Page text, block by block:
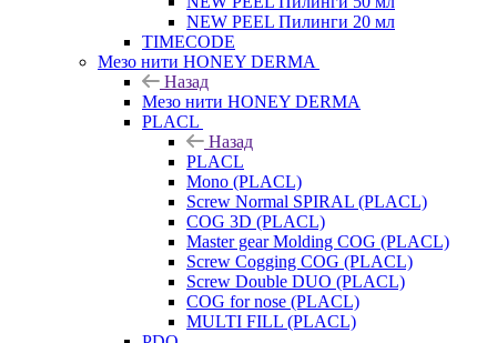
NEW PEEL Пилинги 20 мл
TIMECODE
Мезо нити HONEY DERMA
Назад
Мезо нити HONEY DERMA
PLACL
Назад
PLACL
Mono (PLACL)
Screw Normal SPIRAL (PLACL)
COG 3D (PLACL)
Master gear Molding COG (PLACL)
Screw Cogging COG (PLACL)
Screw Double DUO (PLACL)
COG for nose (PLACL)
MULTI FILL (PLACL)